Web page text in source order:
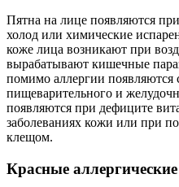
Пятна на лице появляются
холод или химические
коже лица возникают при
вырабатывают кишечные
помимо аллергии
пищеварительного и
появляются при дефиците
заболеваниях кожи или при
клещом.
Красные